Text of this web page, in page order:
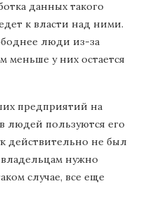
данных такого
к власти над ними.
люди из-за
меньше у них остается
предприятий на
людей пользуются его
действительно не был
нужно
случае, все еще